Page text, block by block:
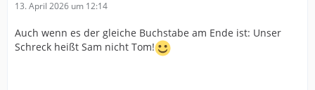
13. April 2026 um 12:14
Auch wenn es der gleiche Buchstabe am Ende ist: Unser
Schreck heißt Sam nicht Tom!